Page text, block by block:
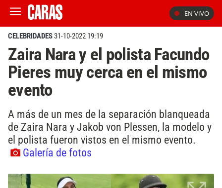
EN VIVO
CELEBRIDADES31-10-2022 19:19
Zaira Nara y el polista Facundo
Pieres muy cerca en el mismo
evento
A más de un mes de la separación blanqueada
de Zaira Nara y Jakob von Plessen, la modelo y
el polista fueron vistos en el mismo evento.
Galería de fotos